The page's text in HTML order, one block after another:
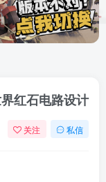
红石电路设计
关注 私信